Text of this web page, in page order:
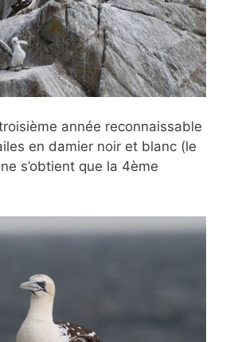
année reconnaissable
en damier noir et blanc (le
s’obtient que la 4ème